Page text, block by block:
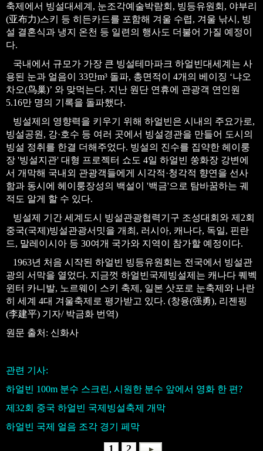
축제에서 빙설대세계, 눈조각예술박람회, 빙등유원회, 야부리
(亚布力)스키 등 히든카드를 포함해 겨울 수렵, 겨울 낚시, 빙
설 결혼식과 냉지 온천 등 일련의 행사도 더불어 가질 예정이
다.
국내에서 규모가 가장 큰 빙설테마파크 하얼빈대세계는 사
용된 눈과 얼음이 33만m³ 돌파, 총면적이 4개의 베이징 ‘냐오
차오(鸟巢)’ 와 맞먹는다. 지난 원단 연휴에 관광객 연인원
5.16만 명의 기록을 돌파했다.
빙설제의 영향력을 키우기 위해 하얼빈은 시내의 주요가로,
빙설공원, 강·호수 등 여러 곳에서 빙설경관을 만들어 도시의
빙설 정취를 한결 더해주었다. 빙설의 진수를 집약한 헤이룽
장 '빙설지관' 대형 프로젝터 쇼도 4일 하얼빈 쑹화장 강변에
서 개막해 국내외 관광객들에게 시각적·청각적 향연을 선사
함과 동시에 헤이룽장성의 백설이 '백금'으로 탐바꿈하는 궤
적도 알게 할 수 있다.
빙설제 기간 세계도시 빙설관광협력기구 조성대회와 제2회
중국(국제)빙설관광서밋을 개최, 러시아, 캐나다, 독일, 핀란
드, 말레이시아 등 30여개 국가와 지역이 참가할 예정이다.
1963년 처음 시작된 하얼빈 빙등유원회는 전국에서 빙설관
광의 서막을 열었다. 지금껏 하얼빈국제빙설제는 캐나다 퀘벡
윈터 카니발, 노르웨이 스키 축제, 일본 삿포로 눈축제와 나란
히 세계 4대 겨울축제로 평가받고 있다. (창융(强勇), 리젠핑
(李建平) 기자/ 박금화 번역)
원문 출처: 신화사
관련 기사:
하얼빈 100m 분수 스크린, 시원한 분수 앞에서 영화 한 편?
제32회 중국 하얼빈 국제빙설축제 개막
하얼빈 국제 얼음 조각 경기 페막
1 2